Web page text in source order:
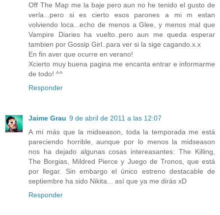
Off The Map me la baje pero aun no he tenido el gusto de
verla...pero si es cierto esos parones a mi m estan
volviendo loca...echo de menos a Glee, y menos mal que
Vampire Diaries ha vuelto..pero aun me queda esperar
tambien por Gossip Girl..para ver si la sige cagando.x.x
En fin aver que ocurre en verano!
Xcierto muy buena pagina me encanta entrar e informarme
de todo! ^^
Responder
Jaime Grau 9 de abril de 2011 a las 12:07
A mí más que la midseason, toda la temporada me está
pareciendo horrible, aunque por lo menos la midseason
nos ha dejado algunas cosas intereasantes: The Killing,
The Borgias, Mildred Pierce y Juego de Tronos, que está
por llegar. Sin embargo el único estreno destacable de
septiembre ha sido Nikita... así que ya me dirás xD
Responder